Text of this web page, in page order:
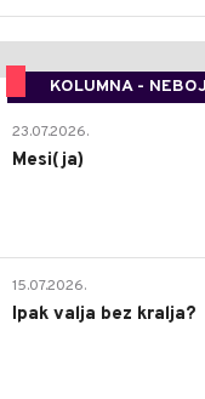
KOLUMNA -
23.07.2026.
Mesi(ja)
15.07.2026.
Ipak valja bez kralja?